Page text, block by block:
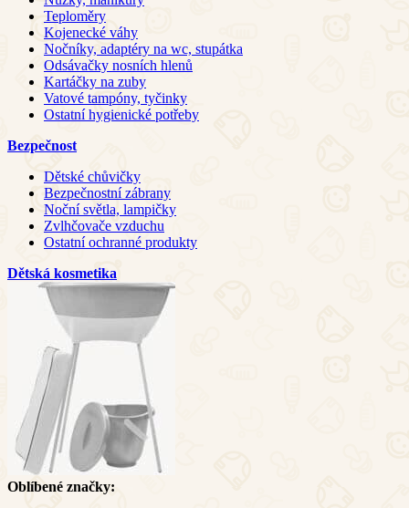
Teploměry
Kojenecké váhy
Nočníky, adaptéry na wc, stupátka
Odsávačky nosních hlenů
Kartáčky na zuby
Vatové tampóny, tyčinky
Ostatní hygienické potřeby
Bezpečnost
Dětské chůvičky
Bezpečnostní zábrany
Noční světla, lampičky
Zvlhčovače vzduchu
Ostatní ochranné produkty
Dětská kosmetika
Oblíbené značky: